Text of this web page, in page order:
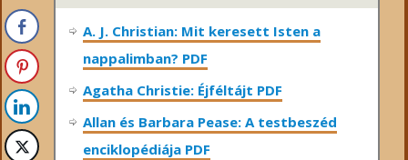
A. J. Christian: Mit keresett Isten a
nappalimban? PDF
Agatha Christie: Éjféltájt PDF
Allan és Barbara Pease: A testbeszéd
enciklopédiája PDF